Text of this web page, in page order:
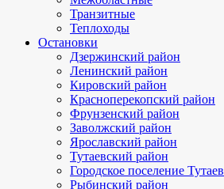
Транзитные
Теплоходы
Остановки
Дзержинский район
Ленинский район
Кировский район
Красноперекопский район
Фрунзенский район
Заволжский район
Ярославский район
Тутаевский район
Городское поселение Тутаев
Рыбинский район